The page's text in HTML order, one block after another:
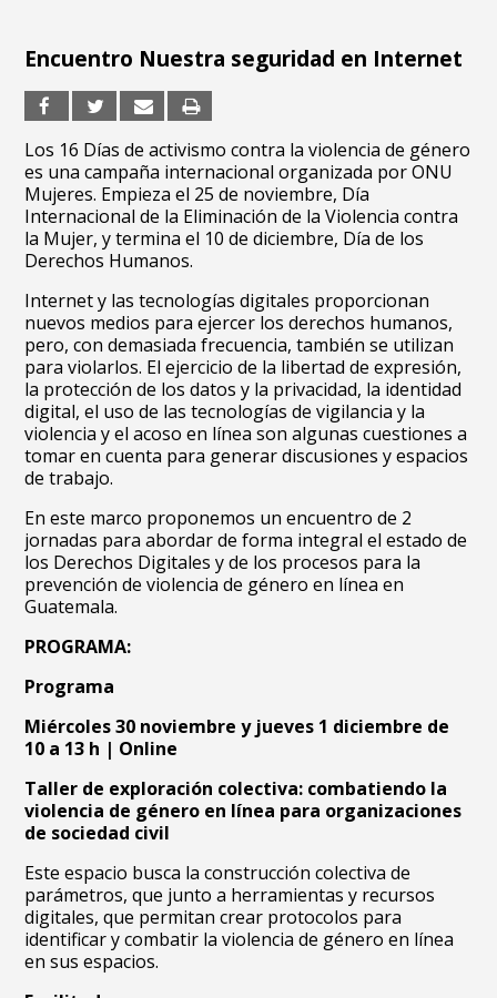
Encuentro Nuestra seguridad en Internet
Los 16 Días de activismo contra la violencia de género
es una campaña internacional organizada por ONU
Mujeres. Empieza el 25 de noviembre, Día
Internacional de la Eliminación de la Violencia contra
la Mujer, y termina el 10 de diciembre, Día de los
Derechos Humanos.
Internet y las tecnologías digitales proporcionan
nuevos medios para ejercer los derechos humanos,
pero, con demasiada frecuencia, también se utilizan
para violarlos. El ejercicio de la libertad de expresión,
la protección de los datos y la privacidad, la identidad
digital, el uso de las tecnologías de vigilancia y la
violencia y el acoso en línea son algunas cuestiones a
tomar en cuenta para generar discusiones y espacios
de trabajo.
En este marco proponemos un encuentro de 2
jornadas para abordar de forma integral el estado de
los Derechos Digitales y de los procesos para la
prevención de violencia de género en línea en
Guatemala.
PROGRAMA:
Programa
Miércoles 30 noviembre y jueves 1 diciembre de
10 a 13 h | Online
Taller de exploración colectiva: combatiendo la
violencia de género en línea para organizaciones
de sociedad civil
Este espacio busca la construcción colectiva de
parámetros, que junto a herramientas y recursos
digitales, que permitan crear protocolos para
identificar y combatir la violencia de género en línea
en sus espacios.